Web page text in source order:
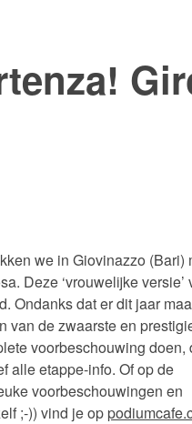
we in Giovinazzo (Bari)
Deze ‘vrouwelijke versie’
Ondanks dat er dit jaar
van de zwaarste en
voorbeschouwing doen,
alle etappe-info. Of op de
voorbeschouwingen en
;-)) vind je op